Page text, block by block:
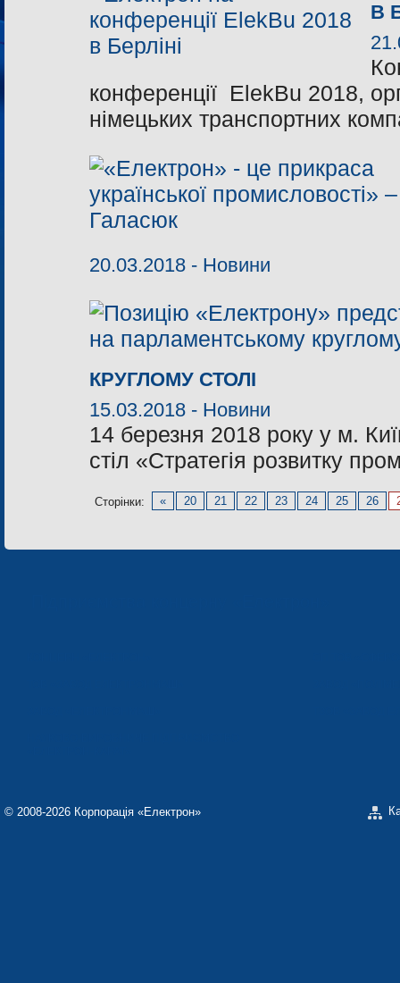
В
конференції ElekBu 2018,
німецьких транспортних
20.03.2018 - Новини
КРУГЛОМУ СТОЛІ
15.03.2018 - Новини
14 березня 2018 року у м.
стіл «Стратегія розвитку
Сторінки: « 20 21 22 23 24 25 26
© 2008-2026 Корпорація «Електрон»